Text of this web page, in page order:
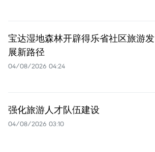
宝达湿地森林开辟得乐省社区旅游发
展新路径
04/08/2026 04:24
强化旅游人才队伍建设
04/08/2026 03:10